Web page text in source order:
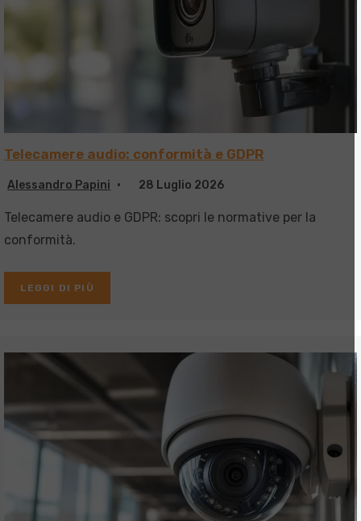
Telecamere audio: conformità e GDPR
Alessandro Papini 28 Luglio 2026
Telecamere audio e GDPR: scopri le normative per la
conformità.
LEGGI DI PIÙ